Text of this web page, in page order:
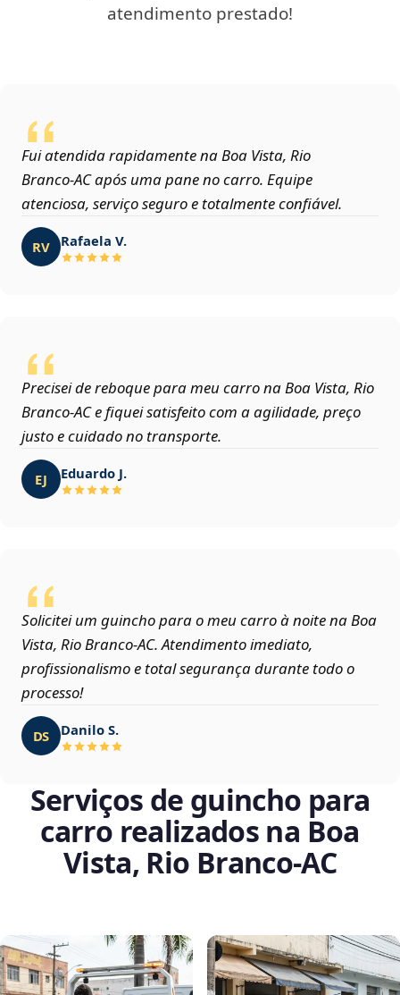
atendimento prestado!
Fui atendida rapidamente na Boa Vista, Rio
Branco‑AC após uma pane no carro. Equipe
atenciosa, serviço seguro e totalmente confiável.
RV Rafaela V.
Precisei de reboque para meu carro na Boa Vista, Rio
Branco‑AC e fiquei satisfeito com a agilidade, preço
justo e cuidado no transporte.
EJ Eduardo J.
Solicitei um guincho para o meu carro à noite na Boa
Vista, Rio Branco‑AC. Atendimento imediato,
profissionalismo e total segurança durante todo o
processo!
DS Danilo S.
Serviços de guincho para
carro realizados na Boa
Vista, Rio Branco‑AC